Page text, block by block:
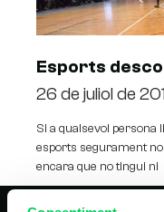
Esports
26 de juliol de
Si a qualsevol
esports segurament
encara que no tingui ni